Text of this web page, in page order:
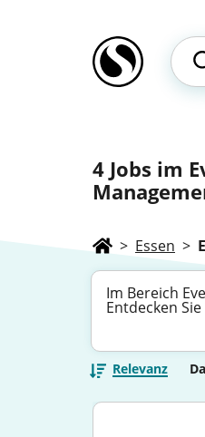
4 Jobs im
> Essen >
Im Bereich
Entdecken
Relevanz